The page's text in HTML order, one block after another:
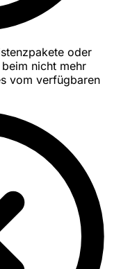
oder
nicht mehr
vom verfügbaren